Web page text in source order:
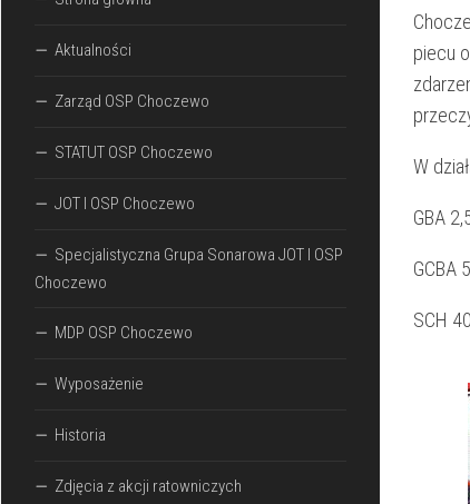
piecu
W
GBA
GCBA
SCH
Aktualności
Zarząd OSP Choczewo
STATUT OSP Choczewo
JOT I OSP Choczewo
Specjalistyczna Grupa Sonarowa JOT I OSP
Choczewo
MDP OSP Choczewo
Wyposażenie
Historia
Zdjęcia z akcji ratowniczych